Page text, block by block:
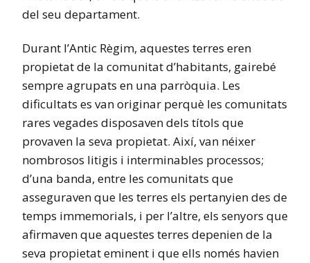
del seu departament.
Durant l’Antic Règim, aquestes terres eren
propietat de la comunitat d’habitants, gairebé
sempre agrupats en una parròquia. Les
dificultats es van originar perquè les comunitats
rares vegades disposaven dels títols que
provaven la seva propietat. Així, van néixer
nombrosos litigis i interminables processos;
d’una banda, entre les comunitats que
asseguraven que les terres els pertanyien des de
temps immemorials, i per l’altre, els senyors que
afirmaven que aquestes terres depenien de la
seva propietat eminent i que ells només havien